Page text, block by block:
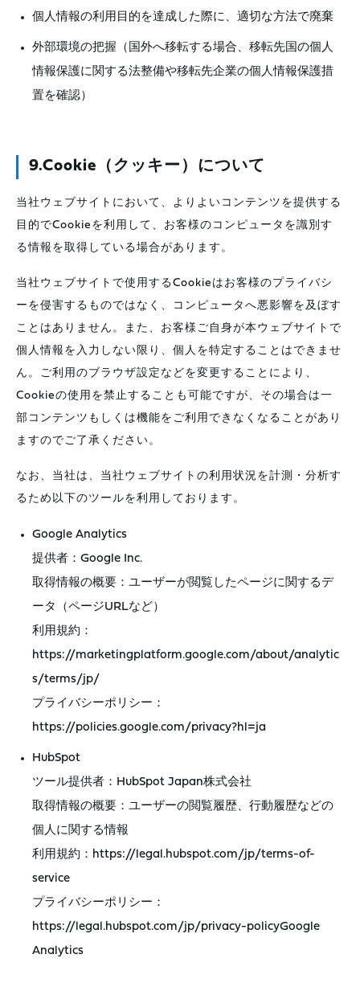
個人情報の利用目的を達成した際に、適切な方法で廃棄
外部環境の把握（国外へ移転する場合、移転先国の個人
情報保護に関する法整備や移転先企業の個人情報保護措
置を確認）
9.Cookie（クッキー）について
当社ウェブサイトにおいて、よりよいコンテンツを提供する
目的でCookieを利用して、お客様のコンピュータを識別す
る情報を取得している場合があります。
当社ウェブサイトで使用するCookieはお客様のプライバシ
ーを侵害するものではなく、コンピュータへ悪影響を及ぼす
ことはありません。また、お客様ご自身が本ウェブサイトで
個人情報を入力しない限り、個人を特定することはできませ
ん。ご利用のブラウザ設定などを変更することにより、
Cookieの使用を禁止することも可能ですが、その場合は一
部コンテンツもしくは機能をご利用できなくなることがあり
ますのでご了承ください。
なお、当社は、当社ウェブサイトの利用状況を計測・分析す
るため以下のツールを利用しております。
Google Analytics
提供者：Google Inc.
取得情報の概要：ユーザーが閲覧したページに関するデ
ータ（ページURLなど）
利用規約：
https://marketingplatform.google.com/about/analytic
s/terms/jp/
プライバシーポリシー：
https://policies.google.com/privacy?hl=ja
HubSpot
ツール提供者：HubSpot Japan株式会社
取得情報の概要：ユーザーの閲覧履歴、行動履歴などの
個人に関する情報
利用規約：https://legal.hubspot.com/jp/terms-of-
service
プライバシーポリシー：
https://legal.hubspot.com/jp/privacy-policyGoogle
Analytics